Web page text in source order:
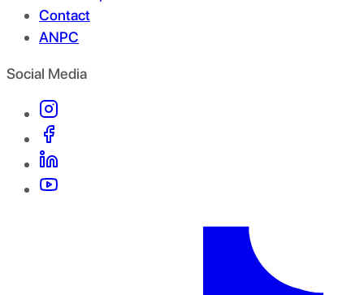
Contact
ANPC
Social Media